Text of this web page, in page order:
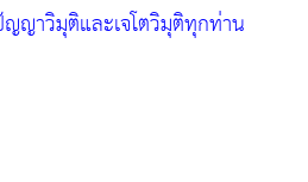
ญาวิมุติและเจโตวิมุติทุกท่าน